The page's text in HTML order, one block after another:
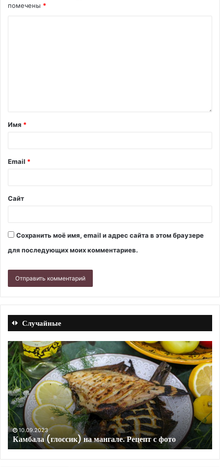
помечены *
Имя *
Email *
Сайт
Сохранить моё имя, email и адрес сайта в этом браузере
для последующих моих комментариев.
Случайные
Желе
из
крыжовника
с
агар-
агаром
на
зиму.
Рецепт
фото
09.09.2023
Желе из крыжовника с агар-агаром на зиму. Рецепт с
фото
из
с
и
с